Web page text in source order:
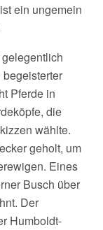
ein ungemein
Pferde in
die
wählte.
geholt, um
Eines
Busch über
Der
Humboldt-